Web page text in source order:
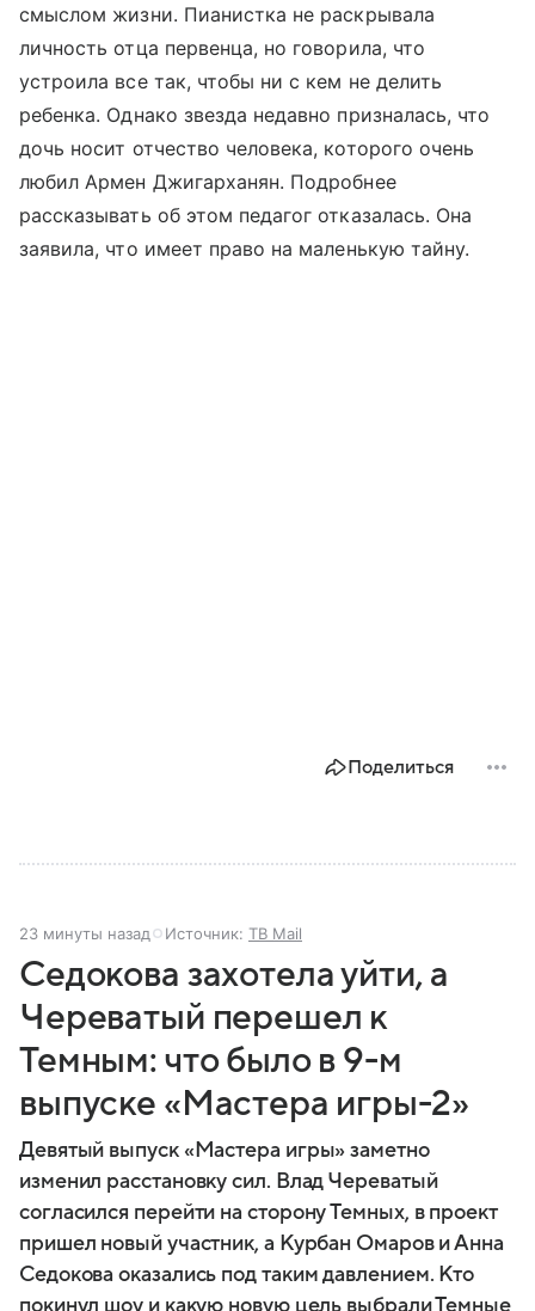
смыслом жизни. Пианистка не раскрывала
личность отца первенца, но говорила, что
устроила все так, чтобы ни с кем не делить
ребенка. Однако звезда недавно призналась, что
дочь носит отчество человека, которого очень
любил Армен Джигарханян. Подробнее
рассказывать об этом педагог отказалась. Она
заявила, что имеет право на маленькую тайну.
Поделиться
23 минуты назад Источник: ТВ Mail
Седокова захотела уйти, а
Череватый перешел к
Темным: что было в 9-м
выпуске «Мастера игры-2»
Девятый выпуск «Мастера игры» заметно
изменил расстановку сил. Влад Череватый
согласился перейти на сторону Темных, в проект
пришел новый участник, а Курбан Омаров и Анна
Седокова оказались под таким давлением. Кто
покинул шоу и какую новую цель выбрали Темные